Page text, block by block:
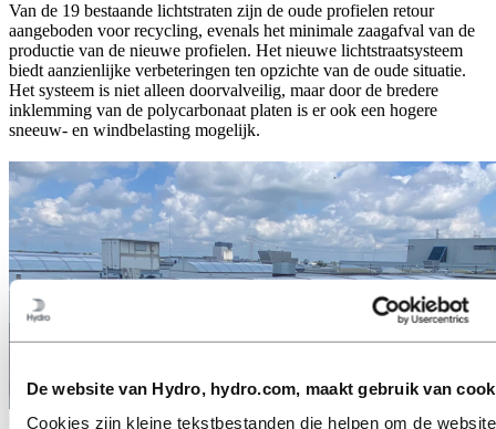
De website van Hydro, hydro.com, maakt gebruik van
Cookies zijn kleine tekstbestanden die helpen om de website
Van de 19 bestaande lichtstraten zijn de oude profielen retour
aangeboden voor recycling, evenals het minimale zaagafval van de
productie van de nieuwe profielen. Het nieuwe lichtstraatsysteem
biedt aanzienlijke verbeteringen ten opzichte van de oude situatie.
Het systeem is niet alleen doorvalveilig, maar door de bredere
inklemming van de polycarbonaat platen is er ook een hogere
sneeuw- en windbelasting mogelijk.